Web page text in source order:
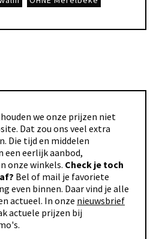
we onze prijzen niet
Dat zou ons veel extra
Die tijd en middelen
een eerlijk aanbod,
onze winkels. Check je toch
Bel of mail je favoriete
even binnen. Daar vind je alle
actueel. In onze nieuwsbrief
actuele prijzen bij